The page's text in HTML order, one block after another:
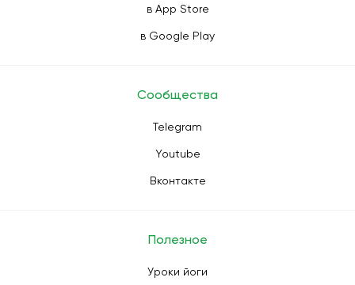
в App Store
в Google Play
Сообщества
Telegram
Youtube
Вконтакте
Полезное
Уроки йоги